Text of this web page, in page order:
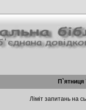
П`ятниця
Ліміт запитань на